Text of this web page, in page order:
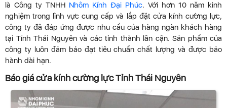
là Công ty TNHH Nhôm Kính Đại Phúc. Với hơn 10 năm kinh
nghiệm trong lĩnh vực cung cấp và lắp đặt cửa kính cường lực,
công ty đã đáp ứng được nhu cầu của hàng ngàn khách hàng
tại Tỉnh Thái Nguyên và các tỉnh thành lân cận. Sản phẩm của
công ty luôn đảm bảo đạt tiêu chuẩn chất lượng và được bảo
hành dài hạn.
Báo giá cửa kính cường lực Tỉnh Thái Nguyên